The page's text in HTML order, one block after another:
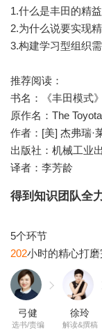
1.什么是丰田的精
2.为什么说要实现
3.构建学习型组织
推荐阅读：
书名：《丰田模式》
原作名：The
作者：[美] 杰弗瑞·
出版社：机械工业
得到知识团队全
202
弓健
选书/责编
徐玲
解读&撰稿